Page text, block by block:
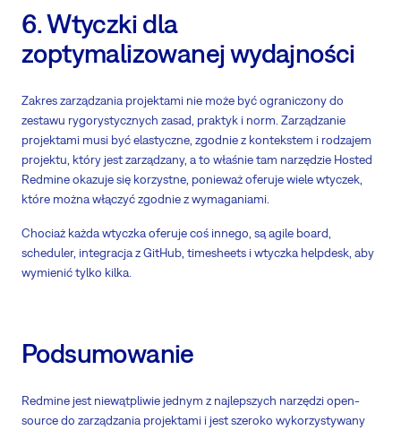
6. Wtyczki dla
zoptymalizowanej wydajności
Zakres zarządzania projektami nie może być ograniczony do
zestawu rygorystycznych zasad, praktyk i norm. Zarządzanie
projektami musi być elastyczne, zgodnie z kontekstem i rodzajem
projektu, który jest zarządzany, a to właśnie tam narzędzie Hosted
Redmine okazuje się korzystne, ponieważ oferuje wiele wtyczek,
które można włączyć zgodnie z wymaganiami.
Chociaż każda wtyczka oferuje coś innego, są agile board,
scheduler, integracja z GitHub, timesheets i wtyczka helpdesk, aby
wymienić tylko kilka.
Podsumowanie
Redmine jest niewątpliwie jednym z najlepszych narzędzi open-
source do zarządzania projektami i jest szeroko wykorzystywany